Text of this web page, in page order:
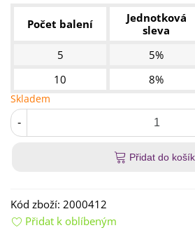
Počet balení
Jednotková
sleva
5 5%
10
8%
Skladem
-
Přidat do
Kód zboží: 2000412
Přidat k oblíbeným